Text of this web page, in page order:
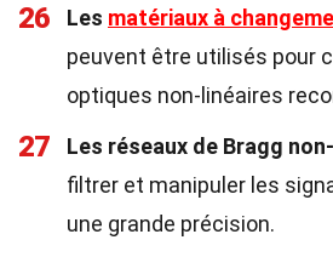
26 Les matériaux à
peuvent être utilisés pour
optiques non-linéaires
27 Les réseaux de Bragg
filtrer et manipuler les
une grande précision.